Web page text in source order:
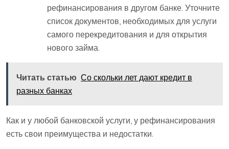
рефинансирования в другом банке. Уточните
список документов, необходимых для услуги
самого перекредитования и для открытия
нового займа.
Читать статью Со скольки лет дают кредит в
разных банках
Как и у любой банковской услуги, у рефинансирования
есть свои преимущества и недостатки.